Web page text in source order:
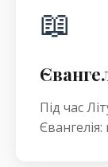
📖
Під час